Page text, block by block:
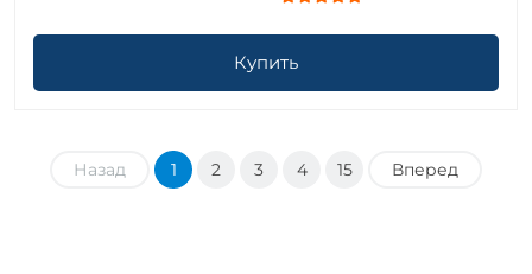
Купить
Назад 1 2 3 4 15 Вперед